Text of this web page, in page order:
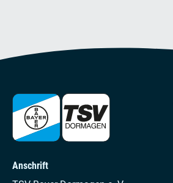
Anschrift